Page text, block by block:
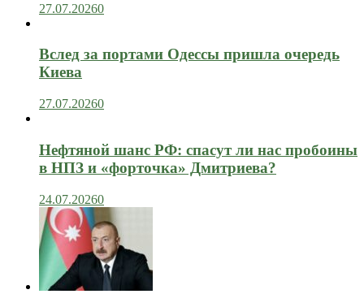
27.07.20260
Вслед за портами Одессы пришла очередь
Киева
27.07.20260
Нефтяной шанс РФ: спасут ли нас пробоины
в НПЗ и «форточка» Дмитриева?
24.07.20260